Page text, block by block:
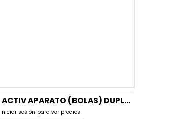
BREF WC BLUE ACTIV APARATO (BOLAS) DUPLO FLORAL
Iniciar sesión para ver precios